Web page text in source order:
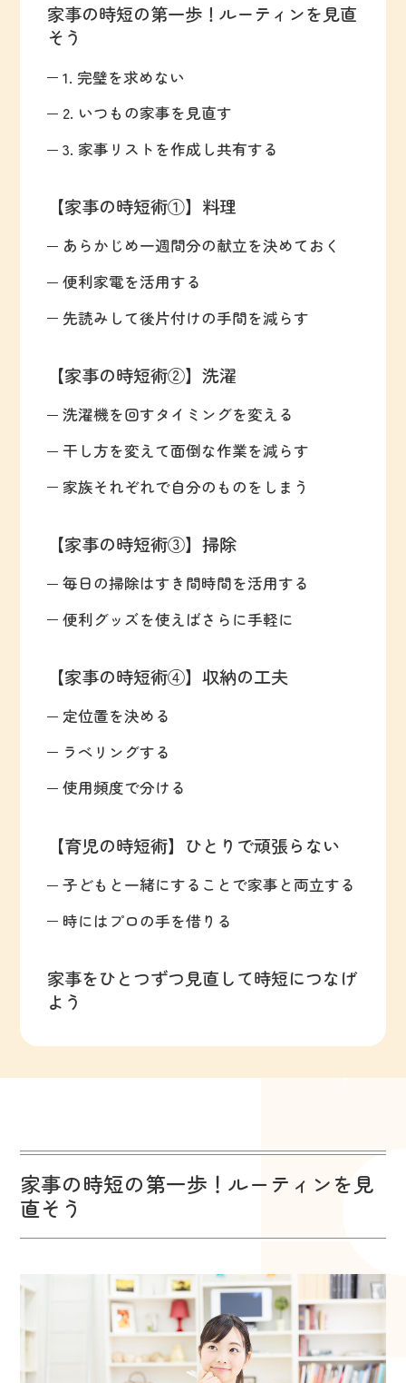
家事の時短の第一歩！ルーティンを見直
そう
1. 完璧を求めない
2. いつもの家事を見直す
3. 家事リストを作成し共有する
【家事の時短術①】料理
あらかじめ一週間分の献立を決めておく
便利家電を活用する
先読みして後片付けの手間を減らす
【家事の時短術②】洗濯
洗濯機を回すタイミングを変える
干し方を変えて面倒な作業を減らす
家族それぞれで自分のものをしまう
【家事の時短術③】掃除
毎日の掃除はすき間時間を活用する
便利グッズを使えばさらに手軽に
【家事の時短術④】収納の工夫
定位置を決める
ラベリングする
使用頻度で分ける
【育児の時短術】ひとりで頑張らない
子どもと一緒にすることで家事と両立する
時にはプロの手を借りる
家事をひとつずつ見直して時短につなげ
よう
家事の時短の第一歩！ルーティンを見
直そう